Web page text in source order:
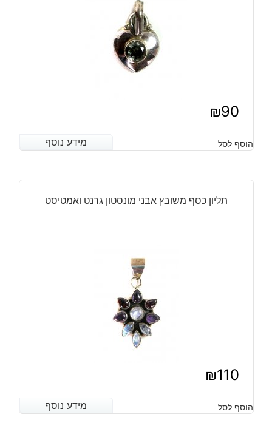
₪90
מידע נוסף הוסף לסל מידע נוסף
תליון כסף משובץ אבני מונסטון גרנט ואמטיסט
₪110
מידע נוסף הוסף לסל מידע נוסף